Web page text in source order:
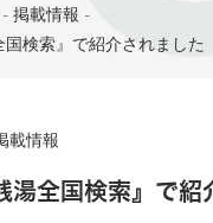
- 掲載情報 -
国検索』で紹介されました
載情報
湯全国検索』で紹